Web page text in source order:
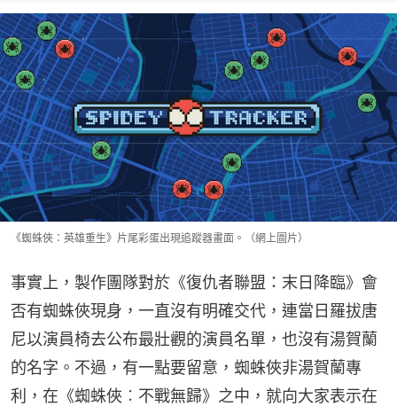
《蜘蛛俠：英雄重生》片尾彩蛋出現追蹤器畫面。（網上圖片）
事實上，製作團隊對於《復仇者聯盟：末日降臨》會
否有蜘蛛俠現身，一直沒有明確交代，連當日羅拔唐
尼以演員椅去公布最壯觀的演員名單，也沒有湯賀蘭
的名字。不過，有一點要留意，蜘蛛俠非湯賀蘭專
利，在《蜘蛛俠︰不戰無歸》之中，就向大家表示在